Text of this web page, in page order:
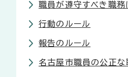
職員が遵守すべき職務
行動のルール
報告のルール
名古屋市職員の公正